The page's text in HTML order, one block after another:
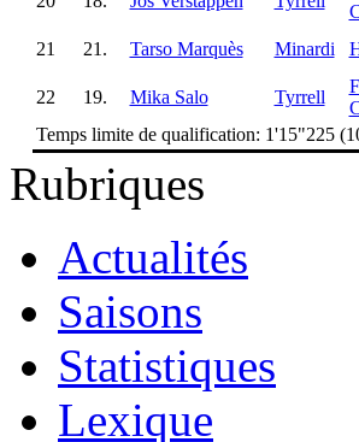
21
21. Tarso Marquès Minardi
22
19. Mika Salo Tyrrell
Temps limite de qualification: 1'15"225
Rubriques
Actualités
Saisons
Statistiques
Lexique